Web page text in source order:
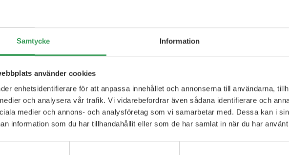
Samtycke Information
använder cookies
enhetsidentifierare för att anpassa innehållet och annonserna till användarna,
och analysera vår trafik. Vi vidarebefordrar även sådana identifierare och
medier och annons- och analysföretag som vi samarbetar med. Dessa kan i
information som du har tillhandahållit eller som de har samlat in när du har